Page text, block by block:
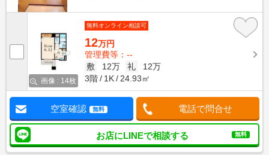
画像 : 14枚
無料オンライン相談可
12万円
管理費等：--
敷
12万 礼
12万
3階
1K 24.93㎡
空室確認 無料 電話で問合せ
お店にLINEで相談する 無料